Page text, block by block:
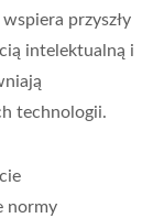
przyszły
intelektualną i
technologii.
normy